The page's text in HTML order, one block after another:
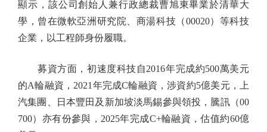
顯示，該公司創始人兼行政總裁曹旭東畢業於清華大
學，曾在微軟亞洲研究院、商湯科技（00020）等科技
企業，以工程師身份履職。
募資方面，初速度科技自2016年完成約500萬美元
的A輪融資，2021年完成C輪融資，涉資約5億美元，上
汽集團、日本豐田及新加坡淡馬錫參與領投，騰訊（00
700）亦有份參與，2025年完成C+輪融資，估值約60億